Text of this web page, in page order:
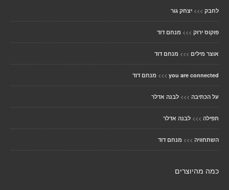
לחבק >>> יצחק גור
פוקוס ירוק >>> מנחם דוד
אוצר מילים >>> מנחם דוד
you are connected
>>> מנחם דוד
על הכתיבה >>> לבנה אדלר
תפילה >>> לבנה אדלר
השתחוויה >>> מנחם דוד
כמה מהיוצרים